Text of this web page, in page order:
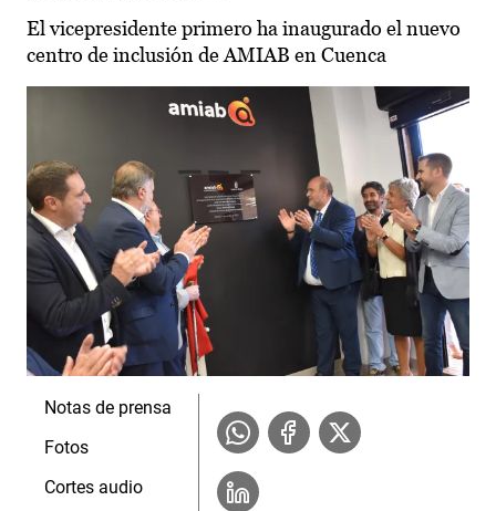
El vicepresidente primero ha inaugurado el nuevo
centro de inclusión de AMIAB en Cuenca
Notas de prensa
Fotos
Cortes audio